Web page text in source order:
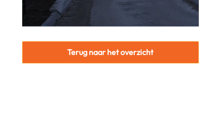
Terug naar het overzicht